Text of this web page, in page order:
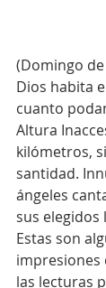
(Domingo
Dios habita
cuanto
Altura
kilómetros,
santidad.
ángeles
sus elegidos
Estas son
impresiones
las lecturas